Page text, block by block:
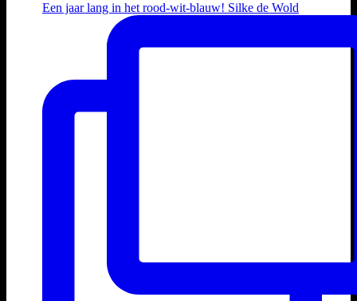
Een jaar lang in het rood-wit-blauw! Silke de Wold